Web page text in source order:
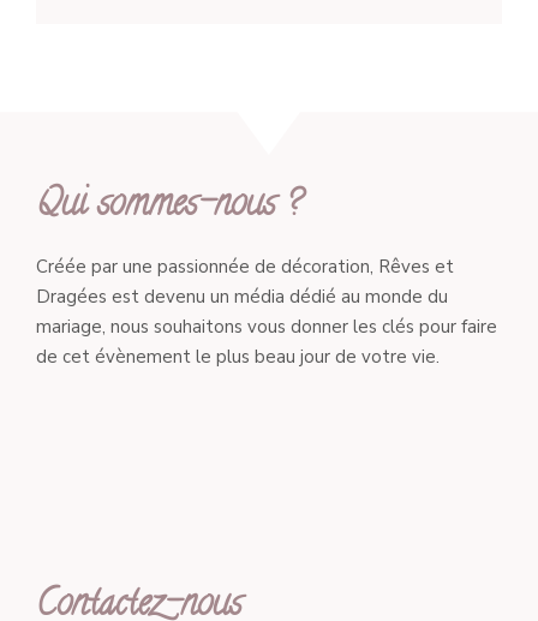
Qui sommes-nous ?
Créée par une passionnée de décoration, Rêves et
Dragées est devenu un média dédié au monde du
mariage, nous souhaitons vous donner les clés pour faire
de cet évènement le plus beau jour de votre vie.
Contactez-nous